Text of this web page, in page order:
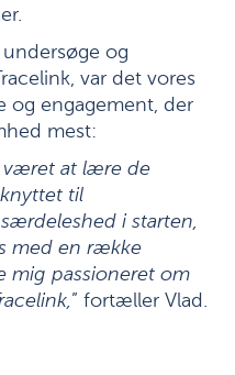
undersøge og
var det vores
og engagement, der
mest:
været at lære de
til
i starten,
med en række
mig passioneret om
” fortæller Vlad.